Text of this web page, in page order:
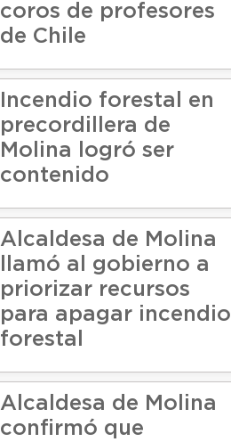
coros de profesores
de Chile
Incendio forestal en
precordillera de
Molina logró ser
contenido
Alcaldesa de Molina
llamó al gobierno a
priorizar recursos
para apagar incendio
forestal
Alcaldesa de Molina
confirmó que